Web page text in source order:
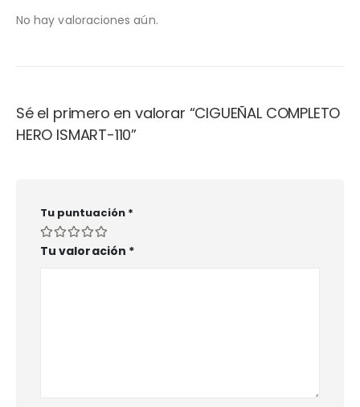
No hay valoraciones aún.
Sé el primero en valorar “CIGUEÑAL COMPLETO
HERO ISMART-110”
Tu puntuación *
Tu valoración *